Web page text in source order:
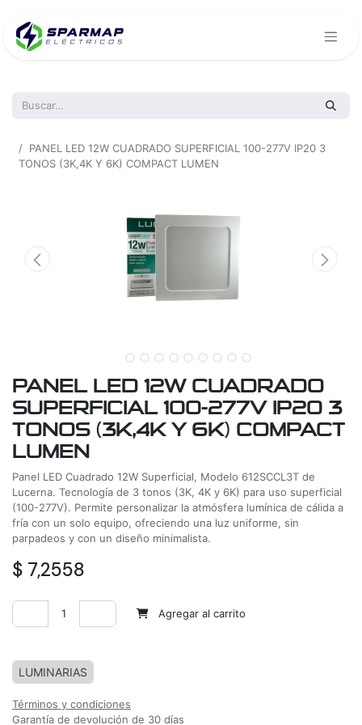
PANEL LED 12W CUADRADO SUPERFICIAL 100-277V IP20 3
TONOS (3K,4K Y 6K) COMPACT LUMEN
PANEL LED 12W CUADRADO
SUPERFICIAL 100-277V IP20 3
TONOS (3K,4K Y 6K) COMPACT
LUMEN
Panel LED Cuadrado 12W Superficial, Modelo 612SCCL3T de
Lucerna. Tecnología de 3 tonos (3K, 4K y 6K) para uso superficial
(100-277V). Permite personalizar la atmósfera lumínica de cálida a
fría con un solo equipo, ofreciendo una luz uniforme, sin
parpadeos y con un diseño minimalista.
$ 7,2558
Agregar al carrito
LUMINARIAS
Términos y condiciones
Garantía de devolución de 30 días